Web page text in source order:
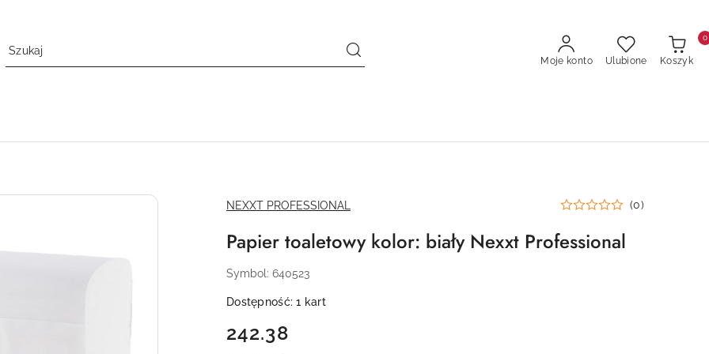
Moje konto Ulubione Koszyk
0
NAZWA
PRODUCENTA:
NEXXT PROFESSIONAL (0)
Papier toaletowy kolor: biały Nexxt Professional
Symbol: 640523
Dostępność:1 kart
cena:
242.38